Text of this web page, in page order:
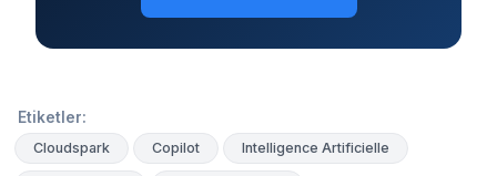
Etiketler:
Cloudspark Copilot Intelligence Artificielle